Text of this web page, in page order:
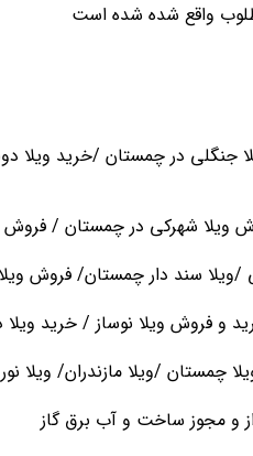
واقع شده شده است
جنگلی در چمستان /خرید ویلا
ویلا شهرکی در چمستان / فروش
سند دار چمستان/ فروش
و فروش ویلا نوساز / خرید
/ویلا مازندران/ ویلا
و مجوز ساخت و آب برق گاز